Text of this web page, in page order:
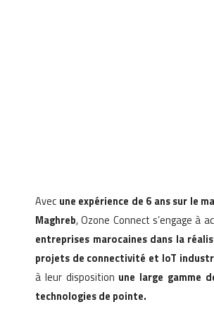
Avec une expérience de 6 ans sur le
Maghreb, Ozone Connect s’engage à
entreprises marocaines dans la
projets de connectivité et IoT
à leur disposition une large gamme
technologies de pointe.